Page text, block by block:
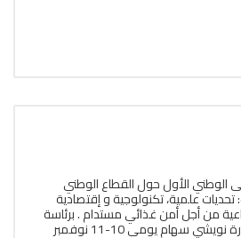
الوطني الأول حول القطاع الوطني
تحديات علمية، تكنولوجية و إقتصادية
من أجل أمن غذائي مستدام . برئاسة
الدكتورة نويشي سهام يومي 10-11 نوفمبر